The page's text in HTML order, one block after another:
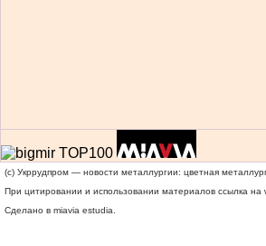
(c) Укррудпром — новости металлургии: цветная
При цитировании и использовании материалов ссылка на
Сделано в miavia estudia.